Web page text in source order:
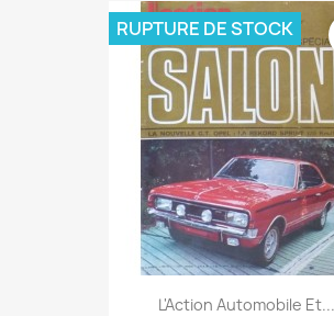
L'Action Automobile Et...
RUPTURE DE STOCK